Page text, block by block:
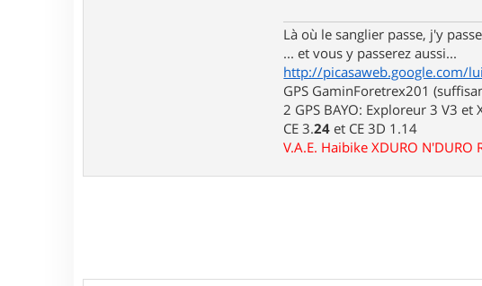
Là où le sanglier passe, j'y
... et vous y passerez aussi...
http://picasaweb.google.com/
GPS GaminForetrex201
2 GPS BAYO: Exploreur 3 V3
CE 3.24 et CE 3D 1.14
V.A.E. Haibike XDURO N'DURO